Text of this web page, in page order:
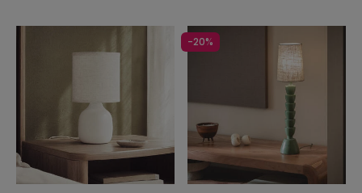
-20%